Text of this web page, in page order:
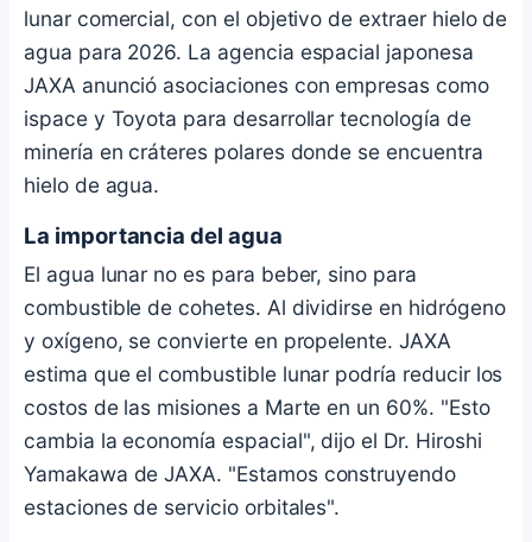
lunar comercial, con el objetivo de extraer hielo de
agua para 2026. La agencia espacial japonesa
JAXA anunció asociaciones con empresas como
ispace y Toyota para desarrollar tecnología de
minería en cráteres polares donde se encuentra
hielo de agua.
La importancia del agua
El agua lunar no es para beber, sino para
combustible de cohetes. Al dividirse en hidrógeno
y oxígeno, se convierte en propelente. JAXA
estima que el combustible lunar podría reducir los
costos de las misiones a Marte en un 60%. "Esto
cambia la economía espacial", dijo el Dr. Hiroshi
Yamakawa de JAXA. "Estamos construyendo
estaciones de servicio orbitales".